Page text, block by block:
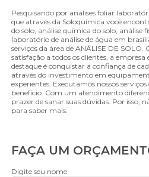
Pesquisando por análises foliar
que através da Soloquímica você
do solo, análise química do solo, análise
laboratório de análise de água em
serviços da área de ANÁLISE DE
satisfação a todos os clientes, a
destaque é conquistar a confiança de
através do investimento em
experientes. Executamos nossos
benefício. Com um atendimento
prazer de sanar suas dúvidas. Por isso,
para saber mais.
FAÇA UM
Digite seu nome